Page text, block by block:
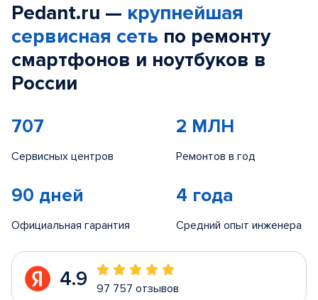
Pedant.ru — крупнейшая
сервисная сеть по ремонту
смартфонов и ноутбуков в
России
707
Сервисных центров
2 МЛН
Ремонтов в год
90 дней
Официальная гарантия
4 года
Средний опыт инженера
4.9 97 757 отзывов